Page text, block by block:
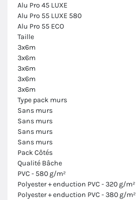
Alu Pro 45 LUXE
Alu Pro 55 LUXE 580
Alu Pro 55 ECO
Taille
3x6m
3x6m
3x6m
3x6m
3x6m
Type pack murs
Sans murs
Sans murs
Sans murs
Sans murs
Pack Côtés
Qualité Bâche
PVC - 580 g/m²
Polyester + enduction PVC - 320 g/m²
Polyester + enduction PVC - 380 g/m²